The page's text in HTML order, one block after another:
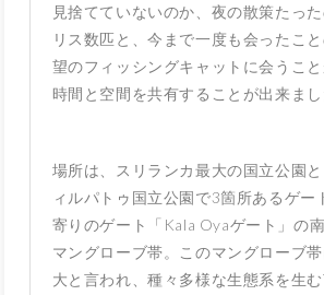
見捨てていないのか、夜の散策たっ
リス数匹と、今まで一度も会ったこ
望のフィッシングキャットに会うこ
時間と空間を共有することが出来まし
場所は、スリランカ最大の国立公園
ィルパトゥ国立公園で3箇所あるゲー
寄りのゲート「Kala Oyaゲート」の
マングローブ帯。このマングローブ
大と言われ、種々多様な生態系を生